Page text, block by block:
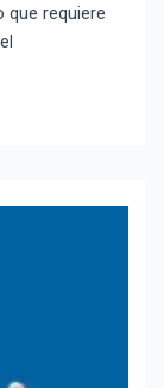
que requiere